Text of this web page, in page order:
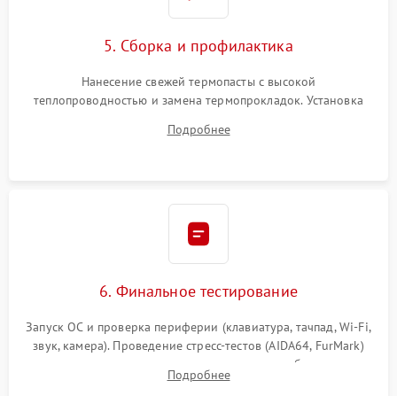
5. Сборка и профилактика
Нанесение свежей термопасты с высокой
теплопроводностью и замена термопрокладок. Установка
шлейфов, модулей памяти и накопителей. Предварительная
Подробнее
6. Финальное тестирование
Запуск ОС и проверка периферии (клавиатура, тачпад, Wi-Fi,
звук, камера). Проведение стресс-тестов (AIDA64, FurMark)
для контроля температурного режима и стабильности
системы под пиковой нагрузкой.
Подробнее